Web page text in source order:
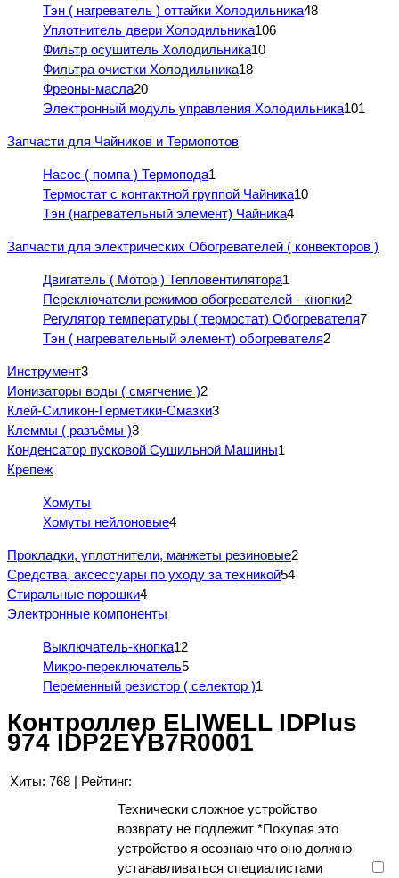
Тэн ( нагреватель ) оттайки Холодильника48
Уплотнитель двери Холодильника106
Фильтр осушитель Холодильника10
Фильтра очистки Холодильника18
Фреоны-масла20
Электронный модуль управления Холодильника101
Запчасти для Чайников и Термопотов
Насос ( помпа ) Термопода1
Термостат с контактной группой Чайника10
Тэн (нагревательный элемент) Чайника4
Запчасти для электрических Обогревателей ( конвекторов )
Двигатель ( Мотор ) Тепловентилятора1
Переключатели режимов обогревателей - кнопки2
Регулятор температуры ( термостат) Обогревателя7
Тэн ( нагревательный элемент) обогревателя2
Инструмент3
Ионизаторы воды ( смягчение )2
Клей-Силикон-Герметики-Смазки3
Клеммы ( разъёмы )3
Конденсатор пусковой Сушильной Машины1
Крепеж
Хомуты
Хомуты нейлоновые4
Прокладки, уплотнители, манжеты резиновые2
Средства, аксессуары по уходу за техникой54
Стиральные порошки4
Электронные компоненты
Выключатель-кнопка12
Микро-переключатель5
Переменный резистор ( селектор )1
Контроллер ELIWELL IDPlus
974 IDP2EYB7R0001
Хиты: 768 | Рейтинг:
Технически сложное устройство
возврату не подлежит *Покупая это
устройство я осознаю что оно должно
устанавливаться специалистами